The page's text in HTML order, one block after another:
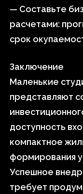
— Составьте
расчетами:
срок
Заключение
Маленькие
представляют
доступность
компактное
формирования
Успешное
требует